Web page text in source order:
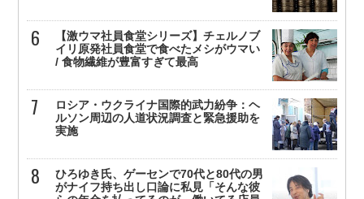
【激ウマ社員食堂シリーズ】チェルノブ
イリ原発社員食堂で食べたメシがウマい
/ 食物繊維が豊富すぎて最高
ロシア・ウクライナ国際的武力紛争：ヘ
ルソン周辺の人道状況調査と緊急援助を
実施
ひろゆき氏、ゲーセンで70代と80代の男
がナイフ持ち出し口論に私見「そんな彼